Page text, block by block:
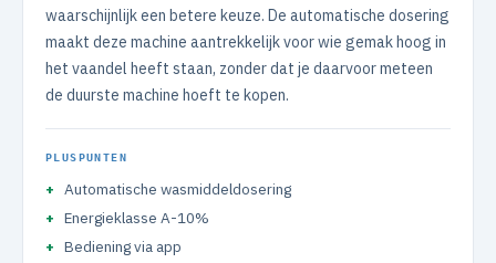
waarschijnlijk een betere keuze. De automatische dosering
maakt deze machine aantrekkelijk voor wie gemak hoog in
het vaandel heeft staan, zonder dat je daarvoor meteen
de duurste machine hoeft te kopen.
PLUSPUNTEN
Automatische wasmiddeldosering
Energieklasse A-10%
Bediening via app